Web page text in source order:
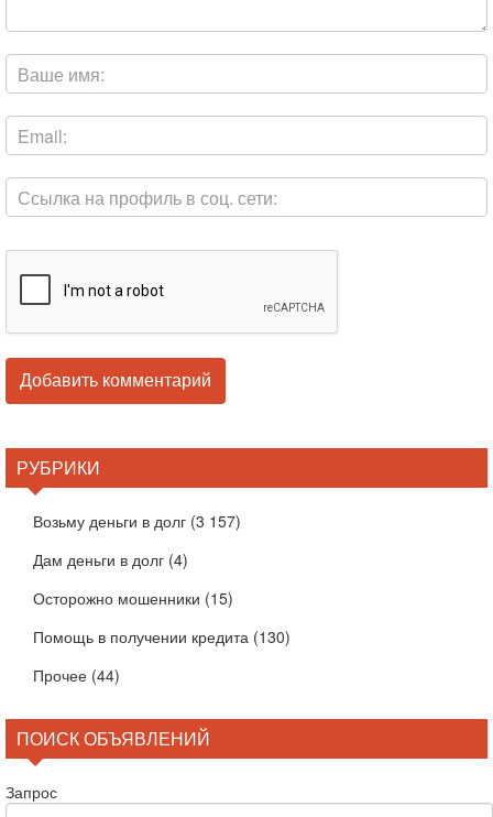
РУБРИКИ
Возьму деньги в долг (3 157)
Дам деньги в долг (4)
Осторожно мошенники (15)
Помощь в получении кредита (130)
Прочее (44)
ПОИСК ОБЪЯВЛЕНИЙ
Запрос